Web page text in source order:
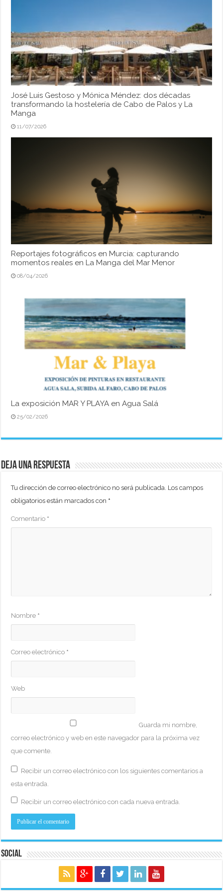
José Luis Gestoso y Mónica Méndez: dos décadas
transformando la hostelería de Cabo de Palos y La
Manga
11/07/2026
Reportajes fotográficos en Murcia: capturando
momentos reales en La Manga del Mar Menor
08/04/2026
La exposición MAR Y PLAYA en Agua Salá
25/02/2026
Deja una respuesta
Tu dirección de correo electrónico no será publicada. Los campos
obligatorios están marcados con *
Comentario *
Nombre *
Correo electrónico *
Web
Guarda mi nombre,
correo electrónico y web en este navegador para la próxima vez
que comente.
Recibir un correo electrónico con los siguientes comentarios a
esta entrada.
Recibir un correo electrónico con cada nueva entrada.
Social